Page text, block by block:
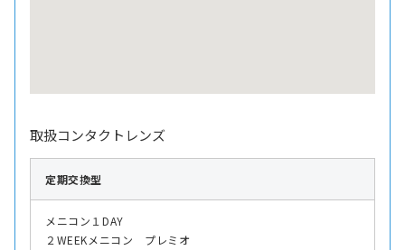
取扱コンタクトレンズ
定期交換型
メニコン１DAY
２WEEKメニコン プレミオ